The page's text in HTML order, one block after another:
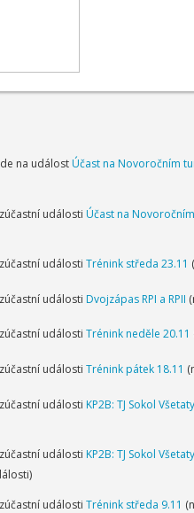
na událost Účast na Novoročním
události Účast na
události Trénink středa 23.11
události Dvojzápas RPI a RPII
události Trénink neděle 20.11
události Trénink pátek 18.11
události KP2B: TJ Sokol
události KP2B: TJ Sokol
události Trénink středa 9.11